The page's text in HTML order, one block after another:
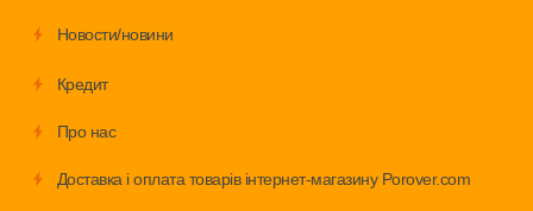
Новости/новини
Кредит
Про нас
Доставка і оплата товарів інтернет-магазину Porover.com